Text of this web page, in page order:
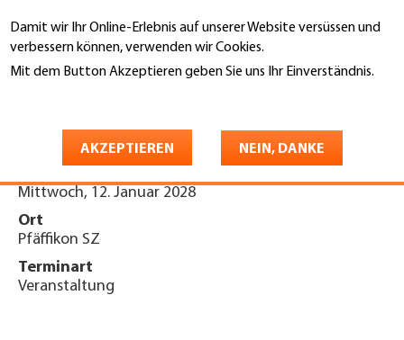
Damit wir Ihr Online-Erlebnis auf unserer Website versüssen und
verbessern können, verwenden wir Cookies.
Mit dem Button Akzeptieren geben Sie uns Ihr Einverständnis.
AKZEPTIEREN NEIN, DANKE
zum
Inhalt
Partnertagung 2028
Mittwoch, 12. Januar 2028
Ort
Pfäffikon SZ
Terminart
Veranstaltung